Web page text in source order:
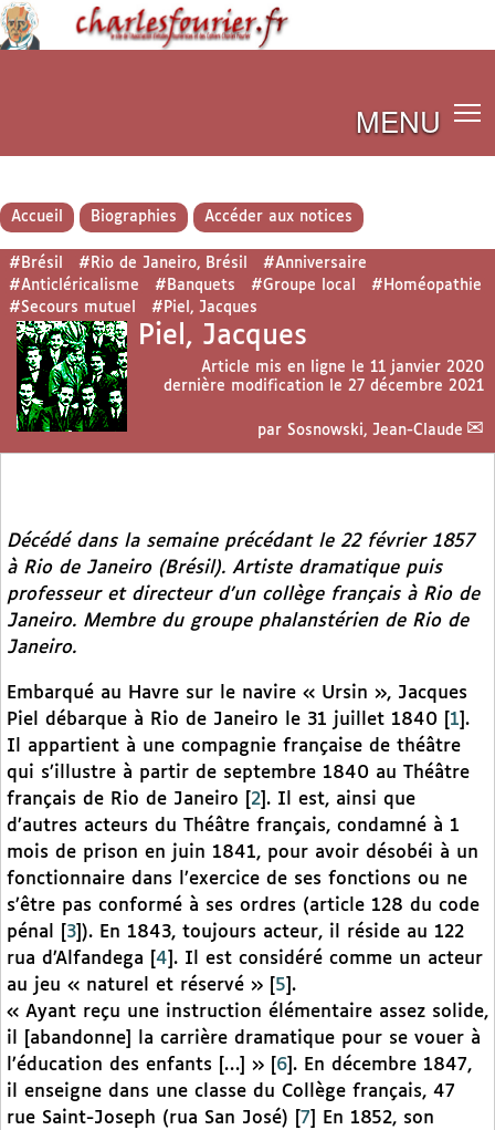
MENU
Accueil Biographies Accéder aux notices
#Brésil #Rio de Janeiro, Brésil
#Anniversaire
#Anticléricalisme
#Banquets #Groupe local
#Homéopathie
#Secours mutuel
#Piel, Jacques
Piel, Jacques
Article mis en ligne le 11 janvier 2020
dernière modification le 27 décembre 2021
par Sosnowski, Jean-Claude
Décédé dans la semaine précédant le 22 février 1857
à Rio de Janeiro (Brésil). Artiste dramatique puis
professeur et directeur d’un collège français à Rio de
Janeiro. Membre du groupe phalanstérien de Rio de
Janeiro.
Embarqué au Havre sur le navire « Ursin », Jacques
Piel débarque à Rio de Janeiro le 31 juillet 1840
1 .
Il appartient à une compagnie française de théâtre
qui s’illustre à partir de septembre 1840 au Théâtre
français de Rio de Janeiro
2 . Il est, ainsi que
d’autres acteurs du Théâtre français, condamné à 1
mois de prison en juin 1841, pour avoir désobéi à un
fonctionnaire dans l’exercice de ses fonctions ou ne
s’être pas conformé à ses ordres (article 128 du code
pénal
3 ). En 1843, toujours acteur, il réside au 122
rua d’Alfandega
4 . Il est considéré comme un acteur
au jeu « naturel et réservé »
5 .
« Ayant reçu une instruction élémentaire assez solide,
il [abandonne] la carrière dramatique pour se vouer à
l’éducation des enfants […] »
6 . En décembre 1847,
il enseigne dans une classe du Collège français, 47
rue Saint-Joseph (rua San José)
7
En 1852, son